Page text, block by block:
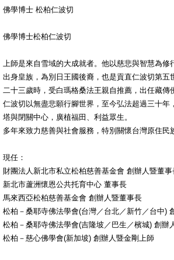
佛學博士 松柏仁波切
佛學博士松柏仁波切
上師是來自雪域的大成就者。他以慈悲與智慧為修
出身皇族，為別日王國後裔，也是貢直仁波切第
二十三歲時，受白瑪格桑法王親自推薦，出任藏
仁波切以無盡悲願行腳世界，至今弘法超過三十
塔與閉關中心，廣植福田、利益眾生。
多年來致力慈善與社會服務，特別關懷台灣原住
現任：
財團法人新北市私立松柏慈善基金會 創辦人暨董事
新北市蘆洲懷恩公共托育中心 董事長
馬來西亞松柏慈善基金會 創辦人暨董事長
松柏－桑耶寺佛法學會(台灣／台北／新竹／台中)
松柏－桑耶寺佛法學會(吉隆坡／巴生／檳城) 創辦
松柏－慈心佛學會(新加坡) 創辦人暨金剛上師